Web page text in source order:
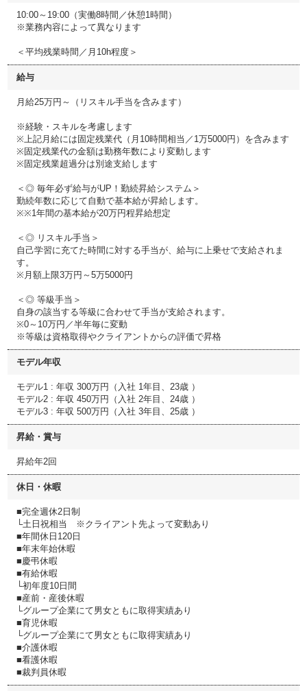
10:00～19:00（実働8時間／休憩1時間）
※業務内容によって異なります
＜平均残業時間／月10h程度＞
給与
月給25万円～（リスキル手当を含みます）
※経験・スキルを考慮します
※上記月給には固定残業代（月10時間相当／1万5000円）を含みます
※固定残業代の金額は勤務年数により変動します
※固定残業超過分は別途支給します
＜◎ 毎年必ず給与がUP！勤続昇給システム＞
勤続年数に応じて自動で基本給が昇給します。
※※1年間の基本給が20万円程昇給想定
＜◎ リスキル手当＞
自己学習に充てた時間に対する手当が、給与に上乗せで支給されま
す。
※月額上限3万円～5万5000円
＜◎ 等級手当＞
自身の該当する等級に合わせて手当が支給されます。
※0～10万円／半年毎に変動
※等級は資格取得やクライアントからの評価で昇格
モデル年収
モデル1 : 年収 300万円（入社 1年目、23歳 ）
モデル2 : 年収 450万円（入社 2年目、24歳 ）
モデル3 : 年収 500万円（入社 3年目、25歳 ）
昇給・賞与
昇給年2回
休日・休暇
■完全週休2日制
└土日祝相当 ※クライアント先よって変動あり
■年間休日120日
■年末年始休暇
■慶弔休暇
■有給休暇
└初年度10日間
■産前・産後休暇
└グループ企業にて男女ともに取得実績あり
■育児休暇
└グループ企業にて男女ともに取得実績あり
■介護休暇
■看護休暇
■裁判員休暇